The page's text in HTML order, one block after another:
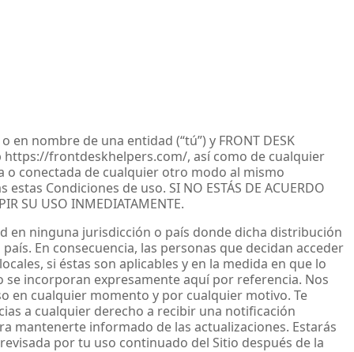
nombre de una entidad (“tú”) y FRONT DESK
https://frontdeskhelpers.com/, así como de cualquier
o conectada de cualquier otro modo al mismo
Condiciones de uso. SI NO ESTÁS DE ACUERDO
SU USO INMEDIATAMENTE.
en ninguna jurisdicción o país donde dicha distribución
En consecuencia, las personas que decidan acceder
si éstas son aplicables y en la medida en que lo
incorporan expresamente aquí por referencia. Nos
en cualquier momento y por cualquier motivo. Te
a cualquier derecho a recibir una notificación
mantenerte informado de las actualizaciones. Estarás
por tu uso continuado del Sitio después de la